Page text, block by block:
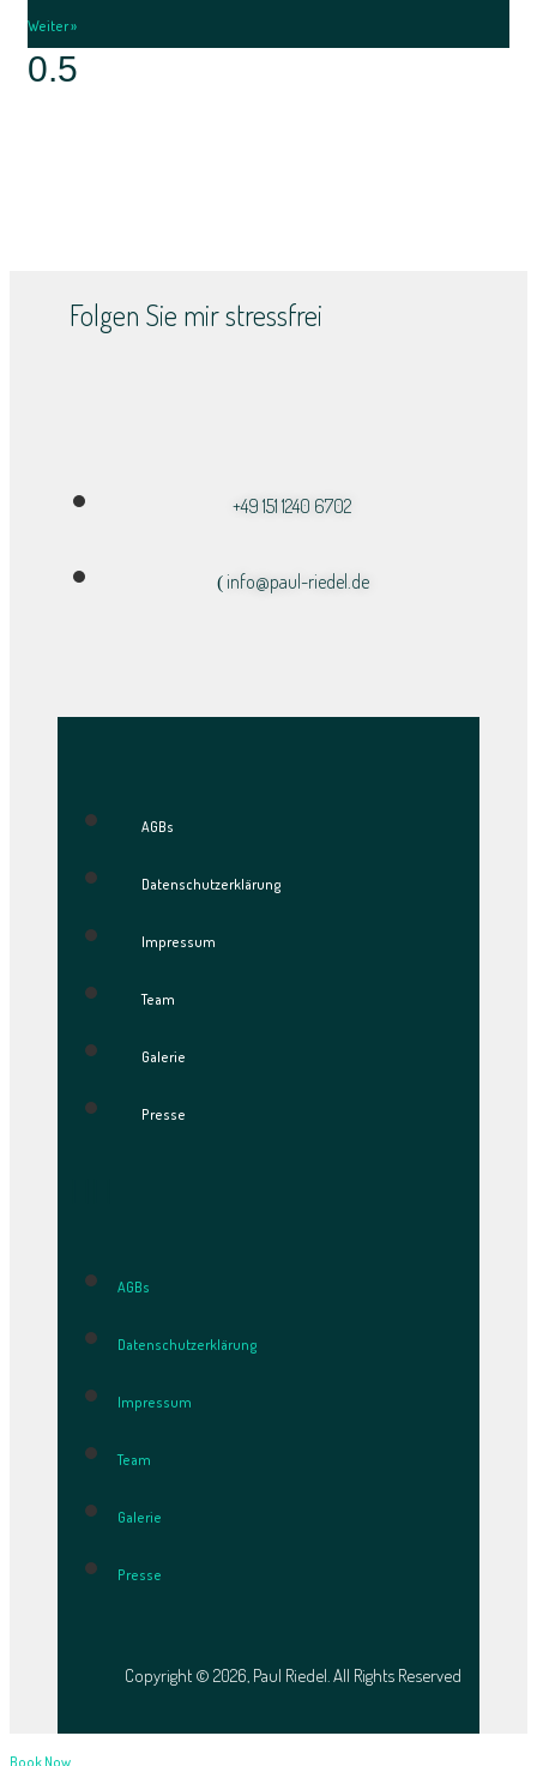
Weiter »
Folgen Sie mir stressfrei
+49 151 1240 6702
info@paul-riedel.de​
Copyright © 2026, Paul Riedel. All Rights Reserved
AGBs
Datenschutzerklärung
Impressum
Team
Galerie
Presse
AGBs
Datenschutzerklärung
Impressum
Team
Galerie
Presse
Book Now